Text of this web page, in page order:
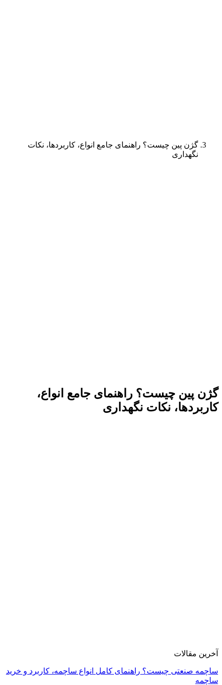
گژن پین چیست؟ راهنمای جامع انواع، کاربردها، نکات
نگهداری
گژن پین چیست؟ راهنمای جامع انواع،
کاربردها، نکات نگهداری
آخرین مقالات
ساچمه صنعتی چیست؟ راهنمای کامل انواع ساچمه، کاربرد و خرید
ساچمه